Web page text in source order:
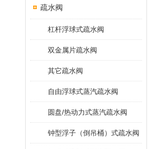
疏水阀
杠杆浮球式疏水阀
双金属片疏水阀
其它疏水阀
自由浮球式蒸汽疏水阀
圆盘/热动力式蒸汽疏水阀
钟型浮子（倒吊桶）式疏水阀